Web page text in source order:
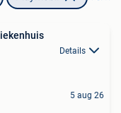
Details
5 aug 26